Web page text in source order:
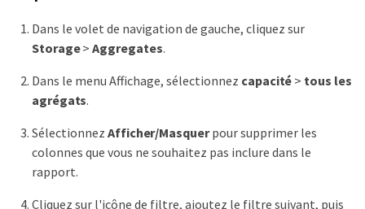
Dans le volet de navigation de gauche, cliquez sur
Storage>Aggregates.
Dans le menu Affichage, sélectionnez capacité > tous les
agrégats.
Sélectionnez Afficher/Masquerpour supprimer les
colonnes que vous ne souhaitez pas inclure dans le
rapport.
Cliquez sur l'icône de filtre, ajoutez le filtre suivant, puis